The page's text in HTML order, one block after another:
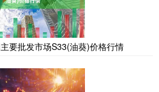
要批发市场S33(油葵)价格行情